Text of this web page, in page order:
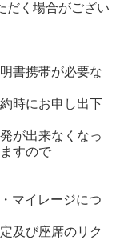
だく場合がござい
書携帯が必要な
時にお申し出下
が出来なくなっ
すので
マイレージにつ
及び座席のリク